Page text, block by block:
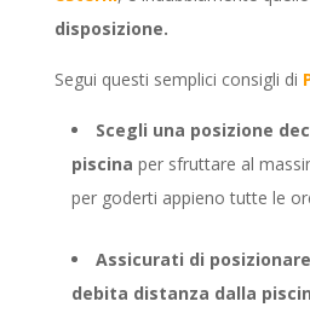
disposizione.
Segui questi semplici consigli di
Scegli una posizione
piscina per sfruttare al
per goderti appieno tutte le
Assicurati di
debita distanza dalla